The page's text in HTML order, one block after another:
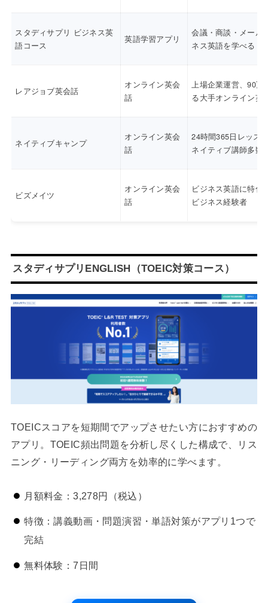
スタディサプリ ビジネス英
語コース
英語学習アプリ
会議・商談・メール
ネス英語を学べる
レアジョブ英会話
オンライン英会
話
上場企業運営、90万
る大手オンライン英
ネイティブキャンプ
オンライン英会
話
24時間365日レッス
ネイティブ講師多数
ビズメイツ
オンライン英会
話
ビジネス英語に特化
ビジネス経験者
スタディサプリENGLISH（TOEIC対策コース）
TOEICスコアを短期間でアップさせたい方におすすめの
アプリ。TOEIC頻出問題を分析し尽くした構成で、リス
ニング・リーディング両方を効率的に学べます。
月額料金：3,278円（税込）
特徴：講義動画・問題演習・単語対策がアプリ1つで
完結
無料体験：7日間